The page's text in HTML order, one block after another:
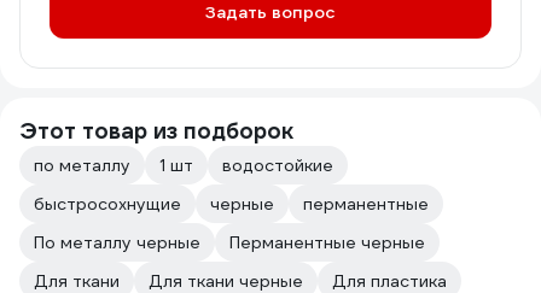
Задать вопрос
Этот товар из подборок
по металлу 1 шт
водостойкие
быстросохнущие
черные
перманентные
По металлу черные
Перманентные черные
Для ткани
Для ткани черные
Для пластика